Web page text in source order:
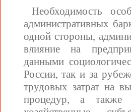
Необходимость
административных
одной стороны,
влияние на
данными
России, так и за
трудовых затрат на
процедур, а также